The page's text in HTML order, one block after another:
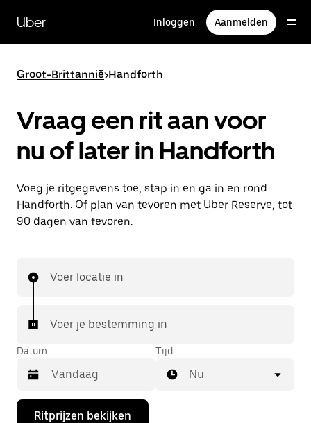
naar
hoofdinhoud
Uber Inloggen Aanmelden
Groot-Brittannië>Handforth
Vraag een rit aan voor
nu of later in Handforth
Voeg je ritgegevens toe, stap in en ga in en rond
Handforth. Of plan van tevoren met Uber Reserve, tot
90 dagen van tevoren.
Voer locatie in
Voer je bestemming in
Datum
Druk
Tijd
Nu
Ritprijzen bekijken